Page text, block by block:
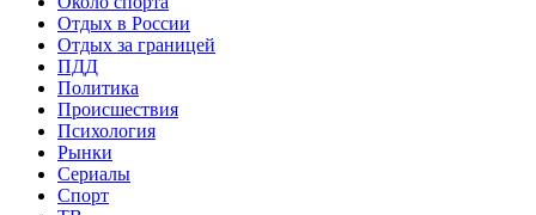
Отдых в России
Отдых за границей
ПДД
Политика
Происшествия
Психология
Рынки
Сериалы
Спорт